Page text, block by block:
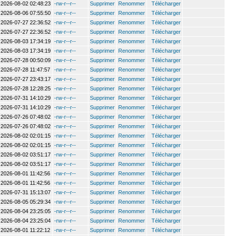
2026-08-02 02:48:23 -rw-r--r-- Supprimer Renommer
Télécharger
2026-08-06 07:55:50 -rw-r--r-- Supprimer Renommer
Télécharger
2026-07-27 22:36:52 -rw-r--r-- Supprimer Renommer
Télécharger
2026-07-27 22:36:52 -rw-r--r-- Supprimer Renommer
Télécharger
2026-08-03 17:34:19 -rw-r--r-- Supprimer Renommer
Télécharger
2026-08-03 17:34:19 -rw-r--r-- Supprimer Renommer
Télécharger
2026-07-28 00:50:09 -rw-r--r-- Supprimer Renommer
Télécharger
2026-07-28 11:47:57 -rw-r--r-- Supprimer Renommer
Télécharger
2026-07-27 23:43:17 -rw-r--r-- Supprimer Renommer
Télécharger
2026-07-28 12:28:25 -rw-r--r-- Supprimer Renommer
Télécharger
2026-07-31 14:10:29 -rw-r--r-- Supprimer Renommer
Télécharger
2026-07-31 14:10:29 -rw-r--r-- Supprimer Renommer
Télécharger
2026-07-26 07:48:02 -rw-r--r-- Supprimer Renommer
Télécharger
2026-07-26 07:48:02 -rw-r--r-- Supprimer Renommer
Télécharger
2026-08-02 02:01:15 -rw-r--r-- Supprimer Renommer
Télécharger
2026-08-02 02:01:15 -rw-r--r-- Supprimer Renommer
Télécharger
2026-08-02 03:51:17 -rw-r--r-- Supprimer Renommer
Télécharger
2026-08-02 03:51:17 -rw-r--r-- Supprimer Renommer
Télécharger
2026-08-01 11:42:56 -rw-r--r-- Supprimer Renommer
Télécharger
2026-08-01 11:42:56 -rw-r--r-- Supprimer Renommer
Télécharger
2026-07-31 15:13:07 -rw-r--r-- Supprimer Renommer
Télécharger
2026-08-05 05:29:34 -rw-r--r-- Supprimer Renommer
Télécharger
2026-08-04 23:25:05 -rw-r--r-- Supprimer Renommer
Télécharger
2026-08-04 23:25:04 -rw-r--r-- Supprimer Renommer
Télécharger
2026-08-01 11:22:12 -rw-r--r-- Supprimer Renommer
Télécharger